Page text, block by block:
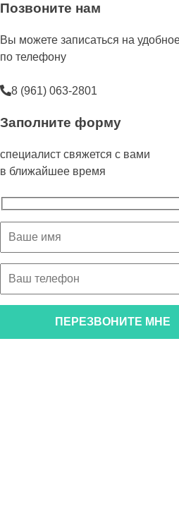
Позвоните нам
Вы можете записаться на
по телефону
8 (961) 063-2801
Заполните форму
специалист свяжется с вами
в ближайшее время